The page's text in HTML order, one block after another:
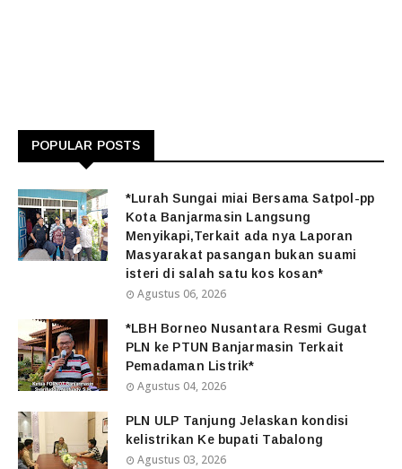
POPULAR POSTS
*Lurah Sungai miai Bersama Satpol-pp
Kota Banjarmasin Langsung
Menyikapi,Terkait ada nya Laporan
Masyarakat pasangan bukan suami
isteri di salah satu kos kosan*
Agustus 06, 2026
*LBH Borneo Nusantara Resmi Gugat
PLN ke PTUN Banjarmasin Terkait
Pemadaman Listrik*
Agustus 04, 2026
PLN ULP Tanjung Jelaskan kondisi
kelistrikan Ke bupati Tabalong
Agustus 03, 2026